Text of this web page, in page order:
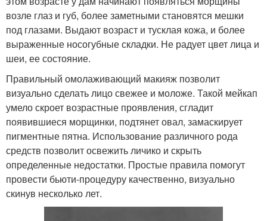
возле глаз и губ, более заметными становятся мешки
под глазами. Выдают возраст и тусклая кожа, и более
выраженные носогубные складки. Не радует цвет лица и
шеи, ее состояние.
Правильный омолаживающий макияж позволит
визуально сделать лицо свежее и моложе. Такой мейкап
умело скроет возрастные проявления, сгладит
появившиеся морщинки, подтянет овал, замаскирует
пигментные пятна. Использование различного рода
средств позволит освежить личико и скрыть
определенные недостатки. Простые правила помогут
провести бьюти-процедуру качественно, визуально
скинув несколько лет.